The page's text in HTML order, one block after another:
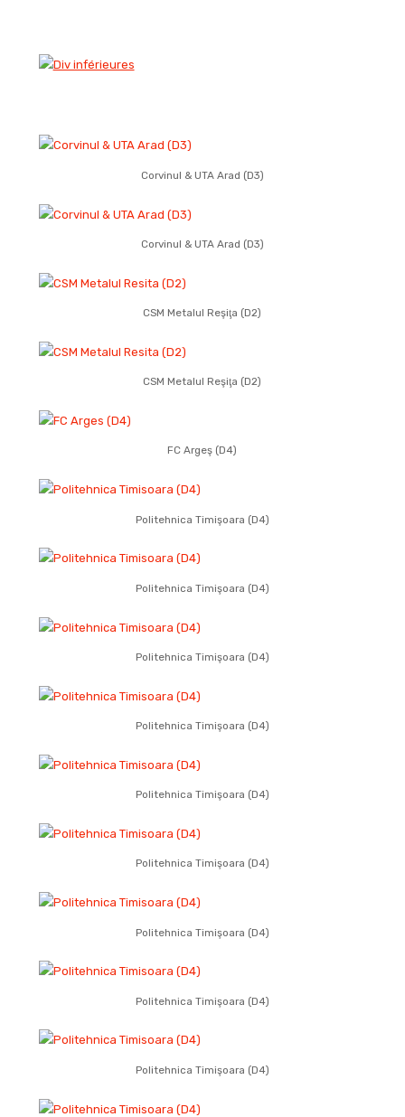
Corvinul & UTA Arad (D3)
Corvinul & UTA Arad (D3)
CSM Metalul Reşiţa (D2)
CSM Metalul Reşiţa (D2)
FC Argeş (D4)
Politehnica Timişoara (D4)
Politehnica Timişoara (D4)
Politehnica Timişoara (D4)
Politehnica Timişoara (D4)
Politehnica Timişoara (D4)
Politehnica Timişoara (D4)
Politehnica Timişoara (D4)
Politehnica Timişoara (D4)
Politehnica Timişoara (D4)